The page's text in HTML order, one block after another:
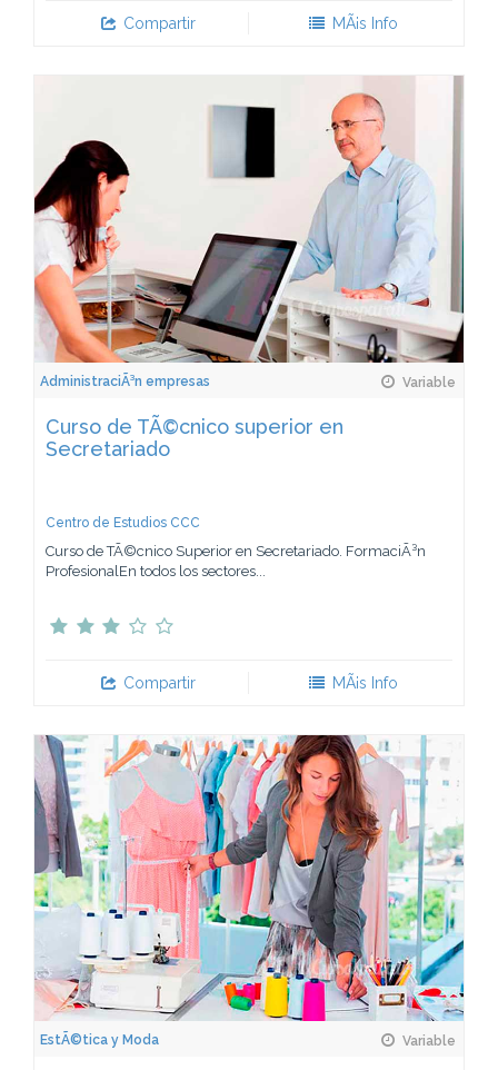
Compartir MÃ¡s Info
AdministraciÃ³n empresas Variable
Curso de TÃ©cnico superior en
Secretariado
Centro de Estudios CCC
Curso de TÃ©cnico Superior en Secretariado. FormaciÃ³n
ProfesionalEn todos los sectores...
Compartir MÃ¡s Info
EstÃ©tica y Moda Variable